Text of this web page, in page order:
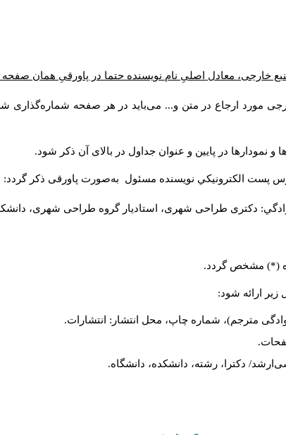
خارجی، معادل اصلیِ نام نویسنده حتما در پاورقیِ همان
مورد ارجاع در متن و... می‌باید در هر صفحه شماره‌گذاری
در پایین و عنوان جداول در بالای آن ذکر شود.
پست الكترونيكي نويسنده مسئول به‌صورت پاورقی ذکر گردد:
دکتری طراحی شهری، استادیار گروه طراحی شهری،
(*) مشخص گردد.
ارائه شود:
مترجم)، شماره چاپ، محل انتشار: انتشارات.
دکترا، رشته، دانشکده، دانشگاه.